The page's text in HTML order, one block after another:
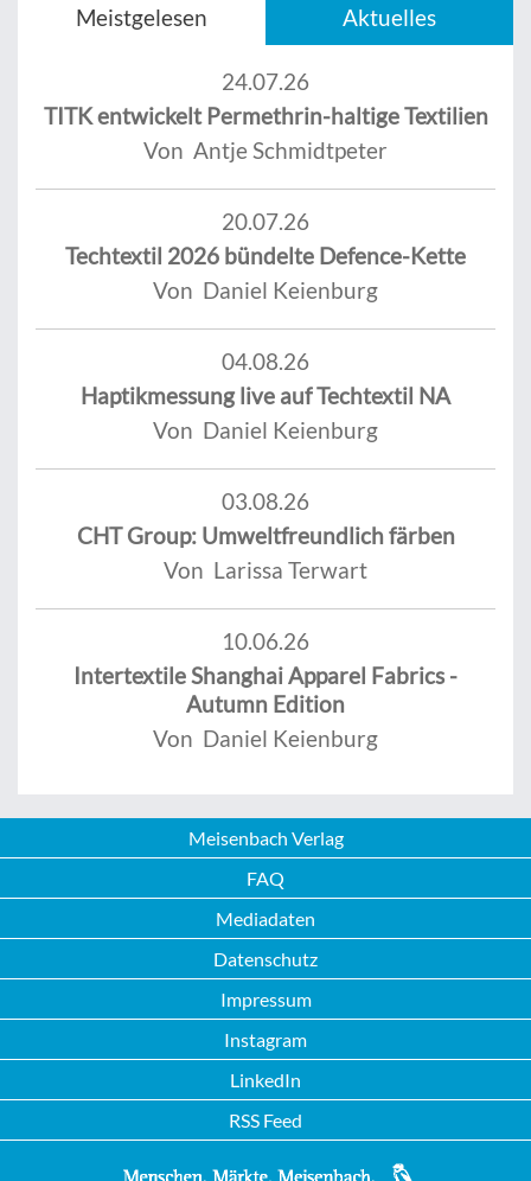
Meistgelesen Aktuelles
24.07.26
TITK entwickelt Permethrin-haltige Textilien
Von Antje Schmidtpeter
20.07.26
Techtextil 2026 bündelte Defence-Kette
Von Daniel Keienburg
04.08.26
Haptikmessung live auf Techtextil NA
Von Daniel Keienburg
03.08.26
CHT Group: Umweltfreundlich färben
Von Larissa Terwart
10.06.26
Intertextile Shanghai Apparel Fabrics -
Autumn Edition
Von Daniel Keienburg
Meisenbach Verlag
FAQ
Mediadaten
Datenschutz
Impressum
Instagram
LinkedIn
RSS Feed